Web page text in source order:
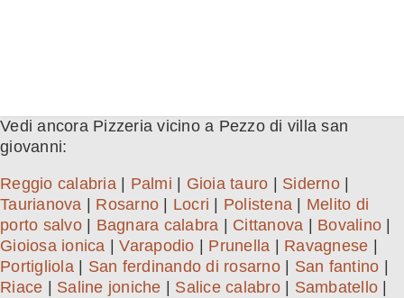
Vedi ancora Pizzeria vicino a Pezzo di villa san
giovanni:
Reggio calabria| Palmi Gioia tauro Siderno|
Taurianova
Rosarno Locri Polistena
Melito di
porto salvo| Bagnara calabra Cittanova Bovalino
Gioiosa ionica |Varapodio Prunella Ravagnese
Portigliola| San ferdinando di rosarno| San fantino
Riace
Saline joniche Salice calabro| Sambatello